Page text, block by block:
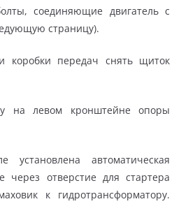
соединяющие двигатель с
страницу).
коробки передач снять щиток
на левом кронштейне опоры
автоматическая
через отверстие для стартера
к гидротрансформатору.